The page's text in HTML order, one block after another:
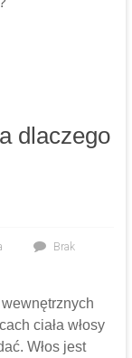
dlaczego
Brak
wewnętrznych
ciała włosy
Włos jest